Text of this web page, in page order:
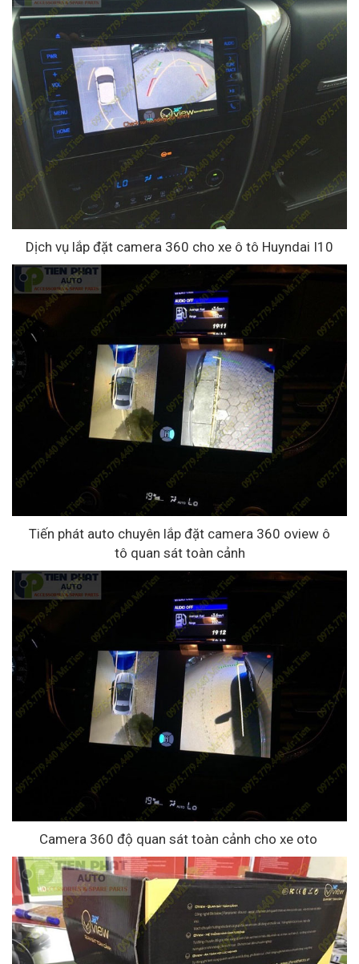
Dịch vụ lắp đặt camera 360 cho xe ô tô Huyndai I10
Tiến phát auto chuyên lắp đặt camera 360 oview ô
tô quan sát toàn cảnh
Camera 360 độ quan sát toàn cảnh cho xe oto